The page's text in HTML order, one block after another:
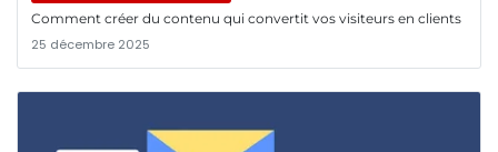
Comment créer du contenu qui convertit vos visiteurs en clients
25 décembre 2025